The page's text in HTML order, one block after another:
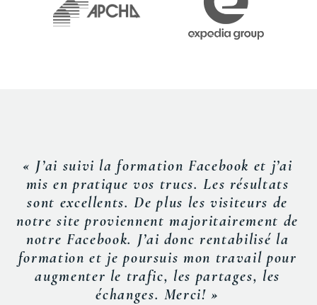
« J’ai suivi la formation Facebook et j’ai
mis en pratique vos trucs. Les résultats
sont excellents. De plus les visiteurs de
notre site proviennent majoritairement de
notre Facebook. J’ai donc rentabilisé la
formation et je poursuis mon travail pour
augmenter le trafic, les partages, les
échanges. Merci! »